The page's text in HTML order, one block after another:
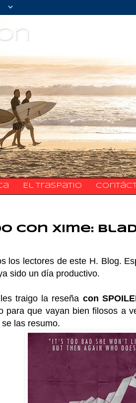
El traspatio
con Xime:
los lectores de este H. Blog.
sido un día productivo.
traigo la reseña con
para que vayan bien filosos a
las resumo.